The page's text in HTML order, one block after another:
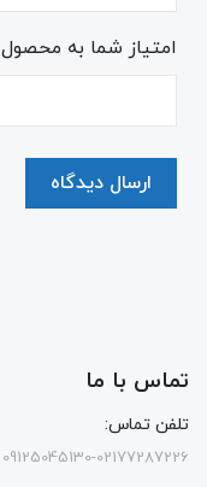
امتیاز شما به محصول
ارسال دیدگاه
تماس با ما
تلفن تماس:
09125045130-02177287226